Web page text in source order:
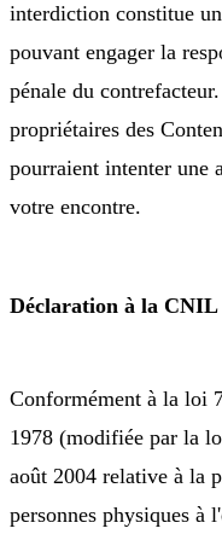
interdiction constitue
pouvant engager la
pénale du
propriétaires des
pourraient intenter une
votre encontre.
Déclaration à la CNIL
Conformément à la loi
1978 (modifiée par la
août 2004 relative à la
personnes physiques à